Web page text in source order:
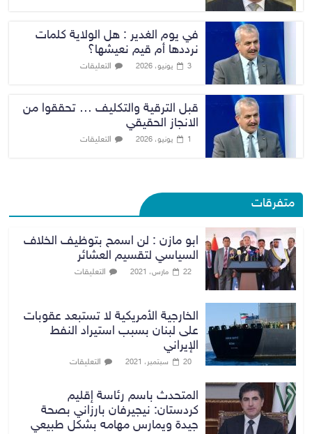
في يوم الغدير : هل الولاية كلمات
نرددها أم قيم نعيشها؟
3 يونيو، 2026 التعليقات
قبل الترقية والتكليف … تحققوا من
الانجاز الحقيقي
1 يونيو، 2026 التعليقات
متفرقات
ابو مازن : لن اسمح بتوظيف الخلاف
السياسي لتقسيم العشائر
22 مارس، 2021 التعليقات
الخارجية الأمريكية لا تستبعد عقوبات
على لبنان بسبب استيراد النفط
الإيراني
20 سبتمبر، 2021 التعليقات
المتحدث باسم رئاسة إقليم
كردستان: نيجيرفان بارزاني بصحة
جيدة ويمارس مهامه بشكل طبيعي